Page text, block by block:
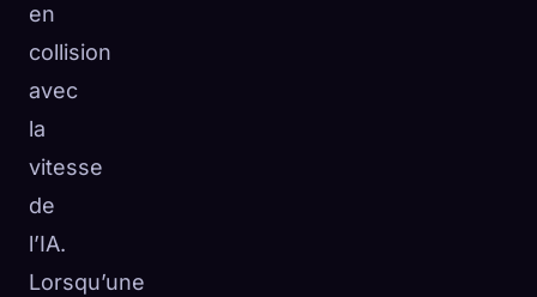
en
collision
avec
la
vitesse
de
l’IA.
Lorsqu’une